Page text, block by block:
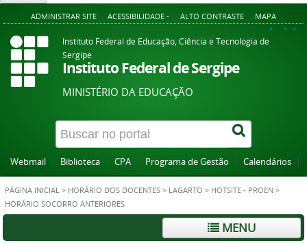
ADMINISTRAR SITE ACESSIBILIDADE - ALTO CONTRASTE MAPA
A+ A A-
Instituto Federal de Educação, Ciência e Tecnologia de
Sergipe
Instituto Federal de Sergipe
MINISTÉRIO DA EDUCAÇÃO
Webmail Biblioteca CPA Programa de Gestão Calendários
PÁGINA INICIAL > HORÁRIO DOS DOCENTES > LAGARTO > HOTSITE - PROEN >
HORÁRIO SOCORRO ANTERIORES
MENU